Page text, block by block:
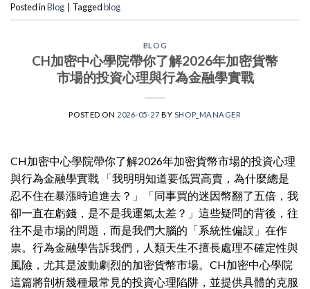
Posted inBlog Taggedblog
BLOG
CH加密中心學院帶你了解2026年加密貨幣
市場的投資心理與行為金融學實戰
POSTED ON 2026-05-27 BY SHOP_MANAGER
CH加密中心學院帶你了解2026年加密貨幣市場的投資心理
與行為金融學實戰 「我明明知道要低買高賣，為什麼總是
忍不住在暴漲時追進去？」「同事買的迷因幣翻了五倍，我
卻一直在虧錢，是不是我運氣太差？」這些疑問的背後，往
往不是市場的問題，而是我們大腦的「系統性偏誤」在作
祟。行為金融學告訴我們，人類天生不擅長處理不確定性與
風險，尤其是波動劇烈的加密貨幣市場。CH加密中心學院
這篇將剖析幾種最常見的投資心理陷阱，並提供具體的克服